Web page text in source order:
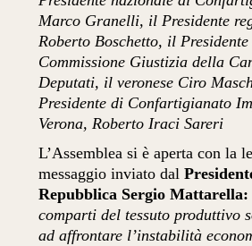
Marco Granelli, il Presidente
Roberto Boschetto, il
Commissione Giustizia della
Deputati, il veronese Ciro
Presidente di Confartigianato
Verona, Roberto Iraci Sareri
L’Assemblea si è aperta con la
messaggio inviato dal
Repubblica Sergio Mattarella:
comparti del tessuto produttivo
ad affrontare l’instabilità